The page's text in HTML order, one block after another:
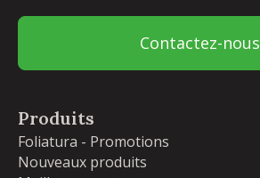
Contactez-nous
Produits
Foliatura - Promotions
Nouveaux produits